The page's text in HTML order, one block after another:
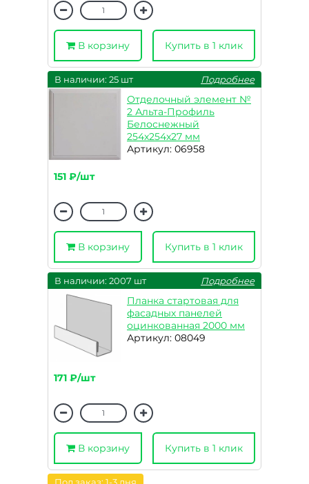
В корзину Купить в 1 клик
В наличии: 25 шт Подробнее
Отделочный элемент №
2 Альта-Профиль
Белоснежный
254x254x27 мм
Артикул: 06958
151 ₽/шт
В корзину Купить в 1 клик
В наличии: 2007 шт Подробнее
Планка стартовая для
фасадных панелей
оцинкованная 2000 мм
Артикул: 08049
171 ₽/шт
В корзину Купить в 1 клик